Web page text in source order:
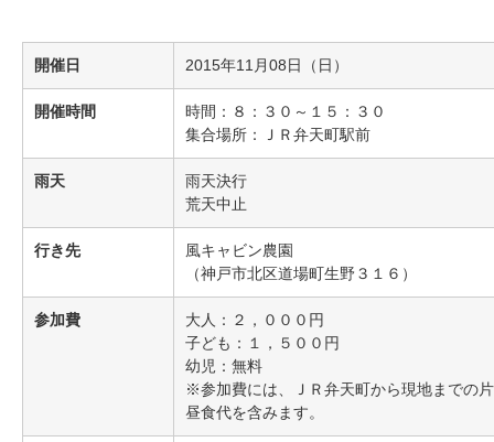
開催日 2015年11月08日（日）
開催時間
時間：８：３０～１５：３０
集合場所：ＪＲ弁天町駅前
雨天
雨天決行
荒天中止
行き先
風キャビン農園
（神戸市北区道場町生野３１６）
参加費
大人：２，０００円
子ども：１，５００円
幼児：無料
※参加費には、ＪＲ弁天町から現地までの
昼食代を含みます。